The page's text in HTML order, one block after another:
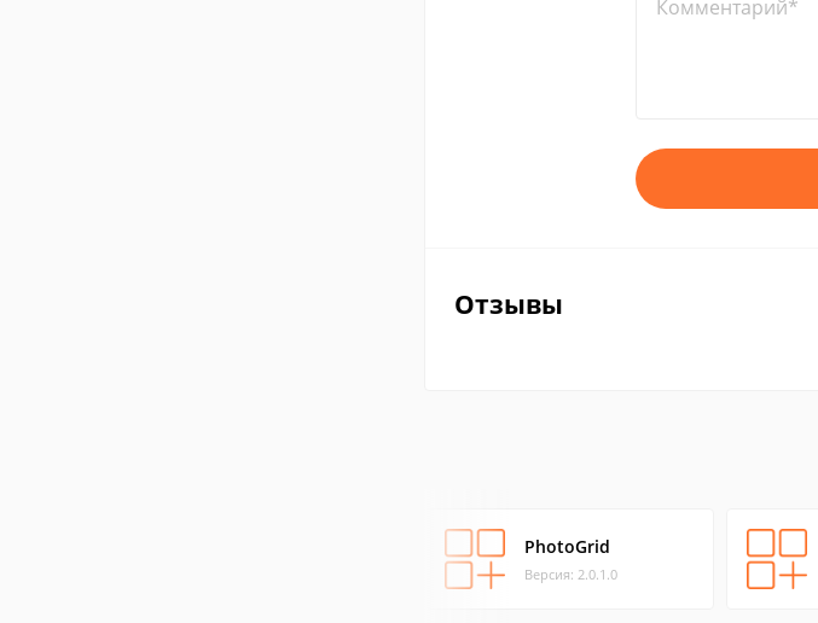
Комментарий*
Отзывы
PhotoGrid
Версия: 2.0.1.0